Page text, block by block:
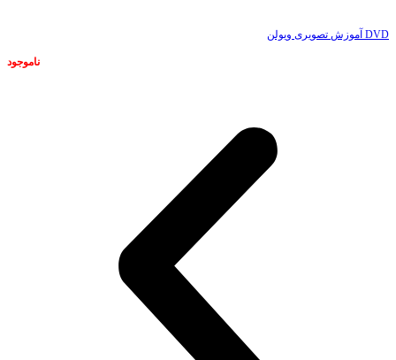
DVD آموزش تصویری ویولن
ناموجود